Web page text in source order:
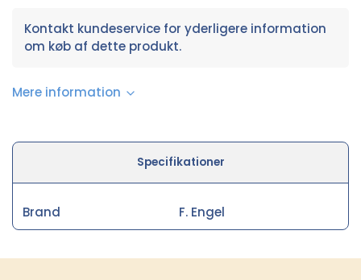
Kontakt kundeservice for yderligere information
om køb af dette produkt.
Mere information
Specifikationer
Brand F. Engel